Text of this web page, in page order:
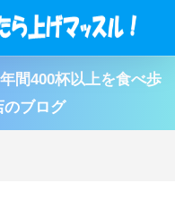
間400杯以上を食べ歩
のブログ